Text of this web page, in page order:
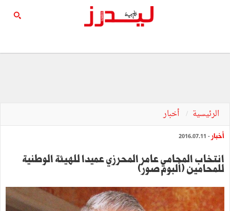
الرئيسية أخبار
أخبار - 2016.07.11
انتخاب المحامي عامر المحرزي عميدا للهيئة الوطنية
للمحامين (ألبوم صور)